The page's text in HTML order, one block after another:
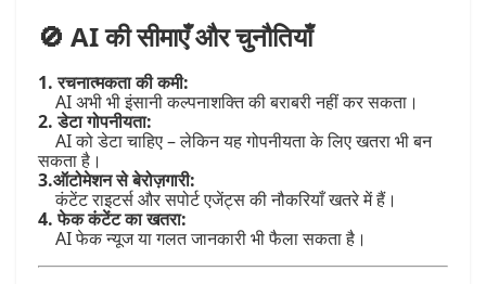
🚫 AI की सीमाएँ और चुनौतियाँ
1. रचनात्मकता की कमी:
AI अभी भी इंसानी कल्पनाशक्ति की बराबरी नहीं कर सकता।
2. डेटा गोपनीयता:
AI को डेटा चाहिए – लेकिन यह गोपनीयता के लिए खतरा भी बन
सकता है।
3.ऑटोमेशन से बेरोज़गारी:
कंटेंट राइटर्स और सपोर्ट एजेंट्स की नौकरियाँ खतरे में हैं।
4. फेक कंटेंट का खतरा:
AI फेक न्यूज या गलत जानकारी भी फैला सकता है।